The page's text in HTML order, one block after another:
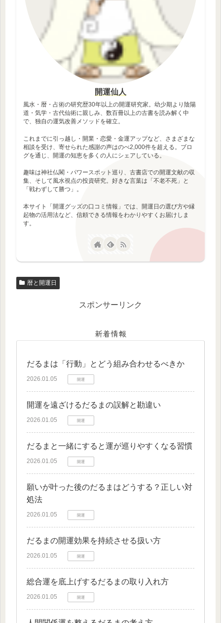
開運仙人
風水・暦・占術の研究歴30年以上の開運研究家。幼少期より陰陽
道・気学・古代仙術に親しみ、数百冊以上の古書を読み解く中
で、独自の運気改善メソッドを確立。
これまでに引っ越し・開業・恋愛・金運アップなど、さまざまな
相談を受け、寄せられた感謝の声はのべ2,000件を超える。ブロ
グを通じ、開運の知恵を多くの人にシェアしている。
趣味は神社仏閣・パワースポット巡り、古書店での開運文献の収
集、そして風水視点の投資研究。好きな言葉は「不老不死」と
「戦わずして勝つ」。
本サイト「開運グッズの口コミ情報」では、開運日の選び方や縁
起物の活用法など、信頼できる情報をわかりやすくお届けしま
す。
暦と開運日
スポンサーリンク
新着情報
だるまは「行動」とどう組み合わせるべきか
2026.01.05 開運
開運を遠ざけるだるまの誤解と勘違い
2026.01.05 開運
だるまと一緒にすると運が巡りやすくなる習慣
2026.01.05 開運
願いが叶った後のだるまはどうする？正しい対
処法
2026.01.05 開運
だるまの開運効果を持続させる扱い方
2026.01.05 開運
総合運を底上げするだるまの取り入れ方
2026.01.05 開運